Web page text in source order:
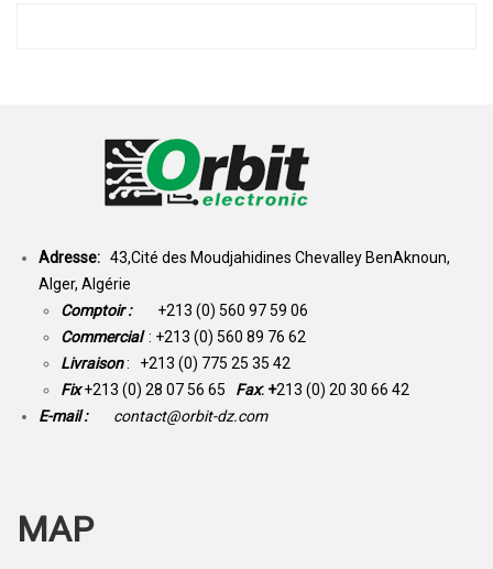
Adresse: 43,Cité des Moudjahidines Chevalley BenAknoun,
Alger, Algérie
Comptoir : +213 (0) 560 97 59 06
Commercial : +213 (0) 560 89 76 62
Livraison: +213 (0) 775 25 35 42
Fix +213 (0) 28 07 56 65 Fax: +213 (0) 20 30 66 42
E-mail :
contact@orbit-dz.com
MAP